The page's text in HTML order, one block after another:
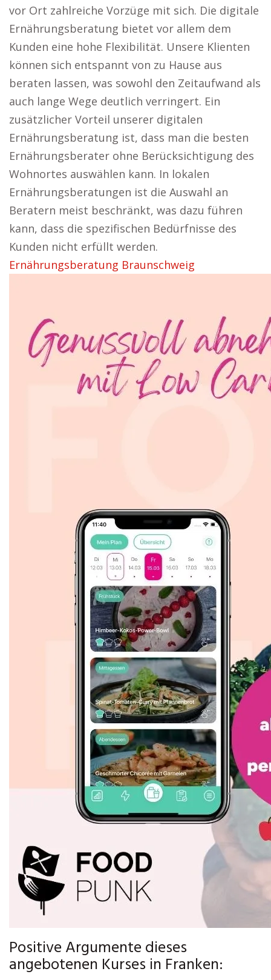
vor Ort zahlreiche Vorzüge mit sich. Die digitale
Ernährungsberatung bietet vor allem dem
Kunden eine hohe Flexibilität. Unsere Klienten
können sich entspannt von zu Hause aus
beraten lassen, was sowohl den Zeitaufwand als
auch lange Wege deutlich verringert. Ein
zusätzlicher Vorteil unserer digitalen
Ernährungsberatung ist, dass man die besten
Ernährungsberater ohne Berücksichtigung des
Wohnortes auswählen kann. In lokalen
Ernährungsberatungen ist die Auswahl an
Beratern meist beschränkt, was dazu führen
kann, dass die spezifischen Bedürfnisse des
Kunden nicht erfüllt werden.
Ernährungsberatung Braunschweig
Positive Argumente dieses
angebotenen Kurses in Franken: